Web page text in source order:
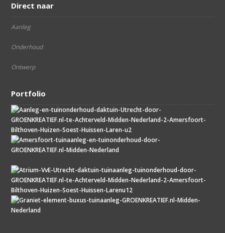
Direct naar
Aanleg
Onderhoud
Ontwerp
Portfolio